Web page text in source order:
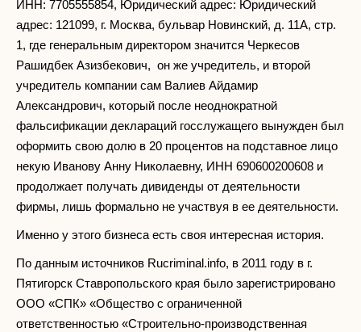
ИНН: 7705555854, Юридический адрес: Юридический
адрес: 121099, г. Москва, бульвар Новинский, д. 11А, стр.
1, где генеральным директором значится Черкесов
Рашидбек Азизбекович, он же учредитель, и второй
учредитель компании сам Валиев Айдамир
Александрович, который после неоднократной
фальсификации деклараций госслужащего вынужден был
оформить свою долю в 20 процентов на подставное лицо
некую Иванову Анну Николаевну, ИНН 690600200608 и
продолжает получать дивиденды от деятельности
фирмы, лишь формально не участвуя в ее деятельности.
Именно у этого бизнеса есть своя интересная история.
По данным источников Rucriminal.info, в 2011 году в г.
Пятигорск Ставропольского края было зарегистрировано
ООО «СПК» «Общество с ограниченной
ответственностью «Строительно-производственная